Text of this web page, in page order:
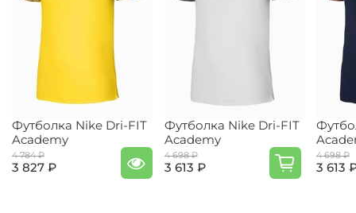
Футболка Nike Dri-FIT
Academy
4 784 ₽
3 827 ₽
Футболка Nike Dri-FIT
Academy
4 698 ₽
3 613 ₽
4 698 ₽
3 613